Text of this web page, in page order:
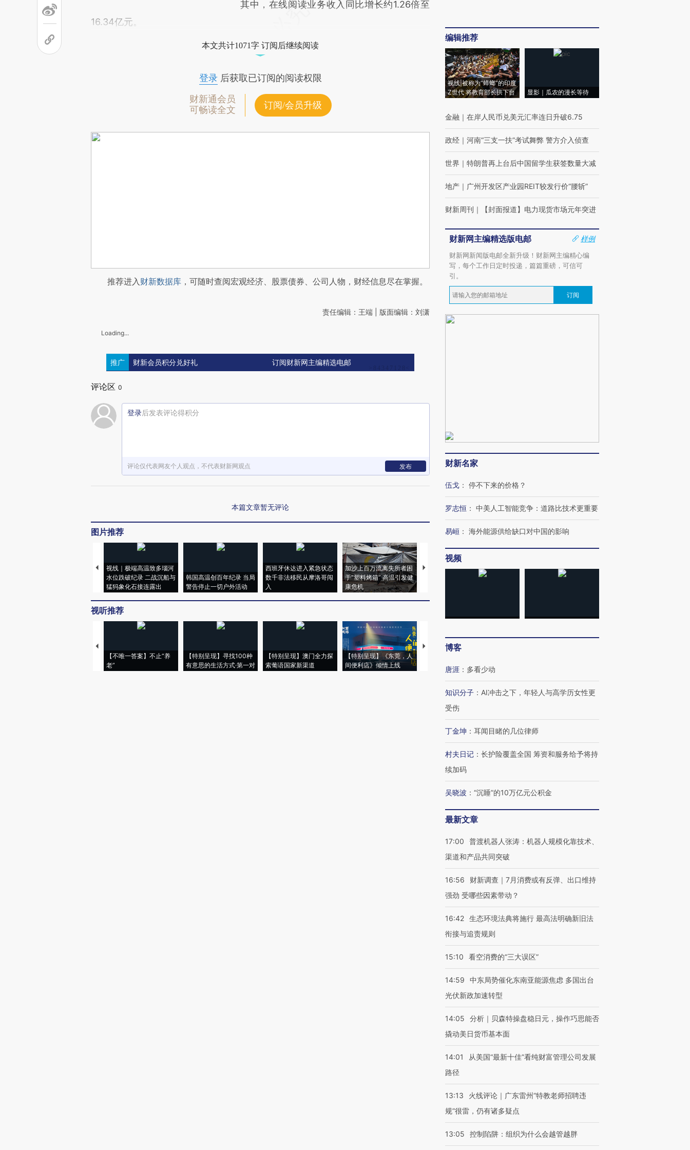
其中，在线阅读业务收入同比增长约1.26倍至
16.34亿元。
本文共计1071字 订阅后继续阅读
登录后获取已订阅的阅读权限
财新通会员
可畅读全文
订阅/会员升级
推荐进入财新数据库 ，可随时查阅宏观经济、股票债券、公司人物，财经信息尽在掌握。
责任编辑：王端 | 版面编辑：刘潇
Loading...
推广 财新会员积分兑好礼 订阅财新网主编精选电邮
评论区 0
登录后发表评论得积分
评论仅代表网友个人观点，不代表财新网观点 发布
本篇文章暂无评论
图片推荐
视线｜极端高温致多瑙河
水位跌破纪录 二战沉船与
猛犸象化石接连露出
韩国高温创百年纪录 当局
警告停止一切户外活动
西班牙休达进入紧急状态
数千非法移民从摩洛哥闯
入
加沙上百万流离失所者困
于“塑料烤箱” 高温引发健
康危机
马航飞行员跨国走私7万
粒摇头丸 尿检体内含3种
视线｜HYROX的吸金
术：是什么让中产们甘
视听推荐
【不唯一答案】不止“养
老”
【特别呈现】寻找100种
有意思的生活方式·第一对
【特别呈现】澳门全力探
索葡语国家新渠道
【特别呈现】《东莞，人
间便利店》倾情上线
【推广】走进第四届链博
编辑推荐
视线|被称为“蟑螂”的印度
Z世代 将教育部长拱下台
显影｜瓜农的漫长等待
金融 ｜ 在岸人民币兑美元汇率连日升破6.75
政经 ｜ 河南“三支一扶”考试舞弊 警方介入侦查
世界 ｜ 特朗普再上台后中国留学生获签数量大减
地产 ｜ 广州开发区产业园REIT较发行价“腰斩”
财新周刊 ｜ 【封面报道】电力现货市场元年突进
财新网主编精选版电邮
样例
财新网新闻版电邮全新升级！财新网主编精心编
写，每个工作日定时投递，篇篇重磅，可信可
引。
订阅
财新名家
伍戈 ： 停不下来的价格？
罗志恒 ： 中美人工智能竞争：道路比技术更重要
易峘 ： 海外能源供给缺口对中国的影响
视频
博客
唐涯 ： 多看少动
知识分子 ： AI冲击之下，年轻人与高学历女性更
受伤
丁金坤 ： 耳闻目睹的几位律师
村夫日记 ： 长护险覆盖全国 筹资和服务给予将持
续加码
吴晓波 ： “沉睡”的10万亿元公积金
最新文章
17:00
普渡机器人张涛：机器人规模化靠技术、
渠道和产品共同突破
16:56
财新调查｜7月消费或有反弹、出口维持
强劲 受哪些因素带动？
16:42 生态环境法典将施行 最高法明确新旧法
衔接与追责规则
15:10 看空消费的“三大误区”
14:59
中东局势催化东南亚能源焦虑 多国出台
光伏新政加速转型
14:05
分析｜贝森特操盘稳日元，操作巧思能否
撬动美日货币基本面
14:01
从美国“最新十佳”看纯财富管理公司发展
路径
13:13
火线评论｜广东雷州“特教老师招聘违
规”很雷，仍有诸多疑点
13:05 控制陷阱：组织为什么会越管越胖